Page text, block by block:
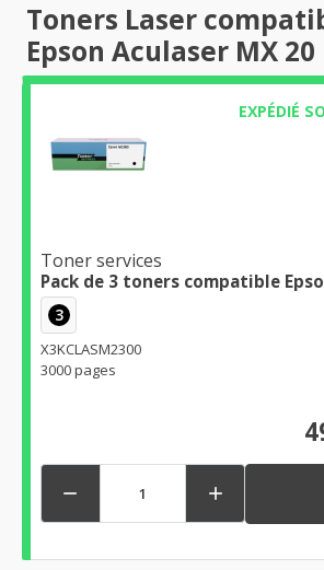
Toners Laser
Epson Aculaser MX 20
EXPÉDIÉ
Toner services
Pack de 3 toners compatible
3
X3KCLASM2300
3000 pages
 